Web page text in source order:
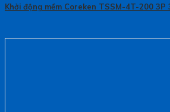
Khởi động mềm Coreken TSSM-4T-200 3P